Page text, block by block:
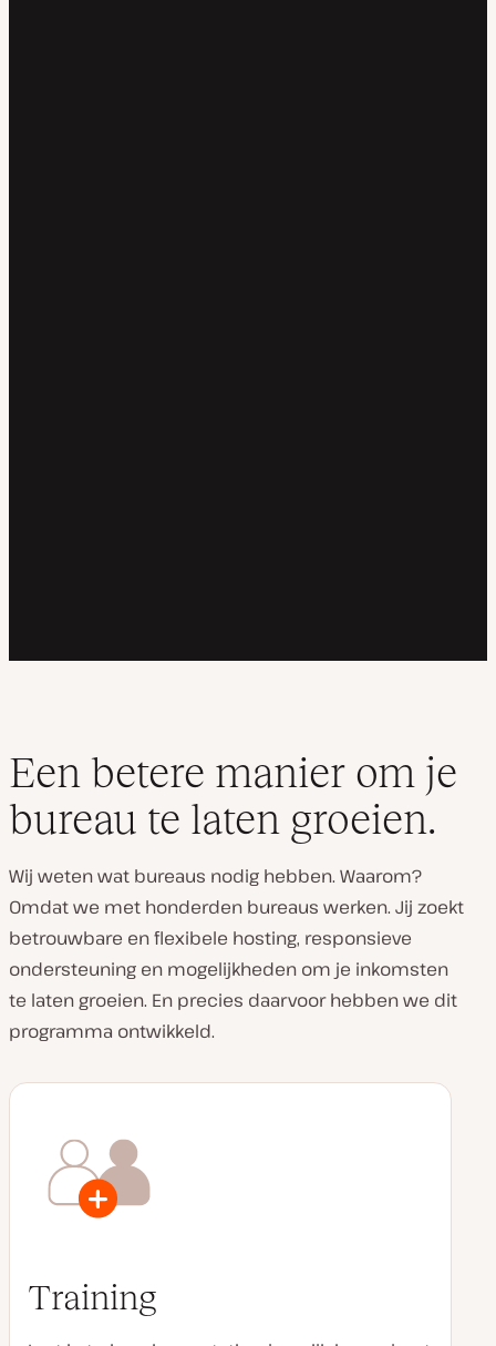
Een betere manier om je
bureau te laten groeien.
Wij weten wat bureaus nodig hebben. Waarom?
Omdat we met honderden bureaus werken. Jij zoekt
betrouwbare en flexibele hosting, responsieve
ondersteuning en mogelijkheden om je inkomsten
te laten groeien. En precies daarvoor hebben we dit
programma ontwikkeld.
Training